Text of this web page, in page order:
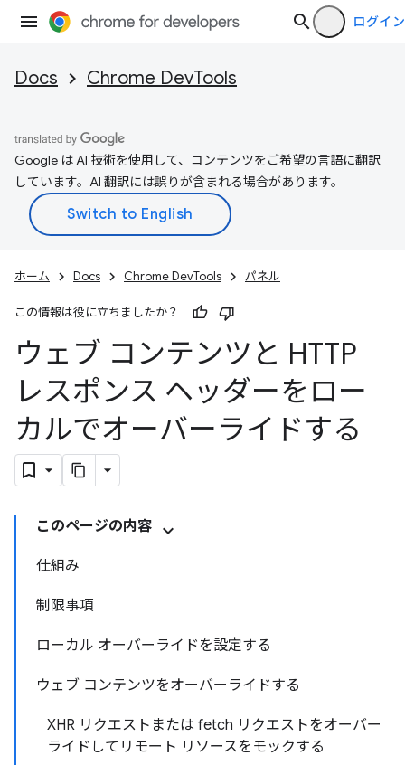
ログイン
Docs Chrome DevTools
Google は AI 技術を使用して、コンテンツをご希望の言語に翻訳
しています。AI 翻訳には誤りが含まれる場合があります。
ホーム Docs Chrome DevTools パネル
この情報は役に立ちましたか？
ウェブ コンテンツと HTTP
レスポンス ヘッダーをロー
カルでオーバーライドする
このページの内容
仕組み
制限事項
ローカル オーバーライドを設定する
ウェブ コンテンツをオーバーライドする
XHR リクエストまたは fetch リクエストをオーバー
ライドしてリモート リソースをモックする